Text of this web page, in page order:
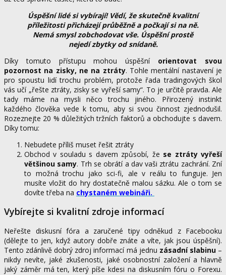
Úspěšní lidé si vybírají! Vědí, že skutečně kvalitní
příležitosti přicházejí průběžně a počkají si na ně.
Nemá smysl zobchodovat vše. Úspěšní prostě
nejedí zbytky od snídaně.
Díky tomuto přístupu mohou úspěšní orientovat svou
pozornost na zisky, ne na ztráty. Tohle mentální nastavení je
pro spoustu lidí trochu problém, protože řada tradingových škol
vás učí „řešte ztráty, zisky se vyřeší samy“. To je určitě pravda. Ale
tady máme na mysli něco trochu jiného. Přirozený instinkt
každého člověka vede k tomu, aby si svou činnost zjednodušil.
Rozeznejte 20 % důležitých tržních faktorů a obchodujte s davem.
Díky tomu:
Nebudete příliš muset řešit ztráty
Obchod v souladu s davem způsobí, že se ztráty vyřeší
většinou samy. Trh se obrátí a dav vaši ztrátu zachrání. Zní
to možná trochu jako sci-fi, ale v reálu to funguje. Jen
musíte vložit do hry dostatečně malou sázku. Ale o tom se
dovíte třeba na chystaném webináři.
Vybírejte si kvalitní zdroje informací
Neřešte diskusní fóra a zaručené tipy odněkud z Facebooku
(dělejte to jen, když autory dobře znáte a víte, jak jsou úspěšní).
Tento zdánlivě dobrý zdroj informací má jednu zásadní slabinu–
nikdy nevíte, jaké zkušenosti, jaké osobnostní založení a hlavně
jaký záměr má ten, který píše kdesi na diskusním fóru o Forexu.